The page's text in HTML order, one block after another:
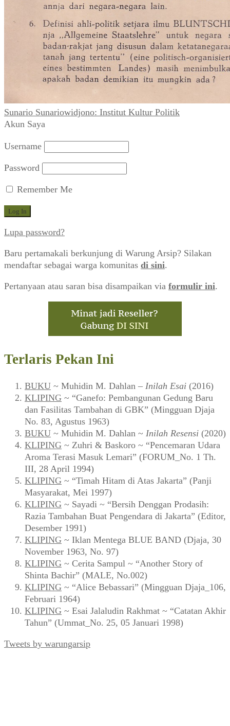
Sunario Sunariowidjono: Institut Kultur Politik
Akun Saya
Username
Password
Remember Me
Lupa password?
Baru pertamakali berkunjung di Warung Arsip? Silakan
mendaftar sebagai warga komunitas di sini.
Pertanyaan atau saran bisa disampaikan via formulir ini.
Terlaris Pekan Ini
BUKU ~ Muhidin M. Dahlan – Inilah Esai (2016)
KLIPING ~ “Ganefo: Pembangunan Gedung Baru
dan Fasilitas Tambahan di GBK” (Mingguan Djaja
No. 83, Agustus 1963)
BUKU ~ Muhidin M. Dahlan ~ Inilah Resensi (2020)
KLIPING ~ Zuhri & Baskoro ~ “Pencemaran Udara
Aroma Terasi Masuk Lemari” (FORUM_No. 1 Th.
III, 28 April 1994)
KLIPING ~ “Timah Hitam di Atas Jakarta” (Panji
Masyarakat, Mei 1997)
KLIPING ~ Sayadi ~ “Bersih Denggan Prodasih:
Razia Tambahan Buat Pengendara di Jakarta” (Editor,
Desember 1991)
KLIPING ~ Iklan Mentega BLUE BAND (Djaja, 30
November 1963, No. 97)
KLIPING ~ Cerita Sampul ~ “Another Story of
Shinta Bachir” (MALE, No.002)
KLIPING ~ “Alice Bebassari” (Mingguan Djaja_106,
Februari 1964)
KLIPING ~ Esai Jalaludin Rakhmat ~ “Catatan Akhir
Tahun” (Ummat_No. 25, 05 Januari 1998)
Tweets by warungarsip